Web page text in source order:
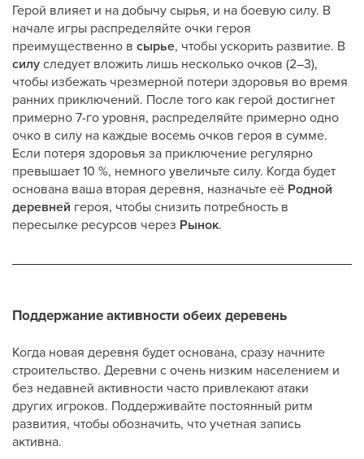
Герой влияет и на добычу сырья, и на боевую силу. В
начале игры распределяйте очки героя
преимущественно в сырье, чтобы ускорить развитие. В
силуследует вложить лишь несколько очков (2–3),
чтобы избежать чрезмерной потери здоровья во время
ранних приключений. После того как герой достигнет
примерно 7-го уровня, распределяйте примерно одно
очко в силу на каждые восемь очков героя в сумме.
Если потеря здоровья за приключение регулярно
превышает 10 %, немного увеличьте силу. Когда будет
основана ваша вторая деревня, назначьте её Родной
деревней героя, чтобы снизить потребность в
пересылке ресурсов через Рынок.
Поддержание активности обеих деревень
Когда новая деревня будет основана, сразу начните
строительство. Деревни с очень низким населением и
без недавней активности часто привлекают атаки
других игроков. Поддерживайте постоянный ритм
развития, чтобы обозначить, что учетная запись
активна.